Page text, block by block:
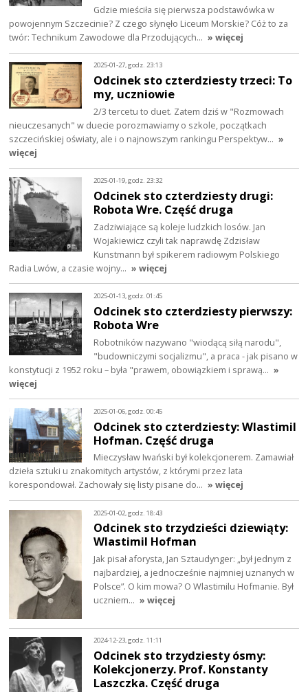
Gdzie mieściła się pierwsza podstawówka w
powojennym Szczecinie? Z czego słynęło Liceum Morskie? Cóż to za
twór: Technikum Zawodowe dla Przodujących… » więcej
2025-01-27, godz. 23:13
Odcinek sto czterdziesty trzeci: To
my, uczniowie
2/3 tercetu to duet. Zatem dziś w "Rozmowach
nieuczesanych" w duecie porozmawiamy o szkole, początkach
szczecińskiej oświaty, ale i o najnowszym rankingu Perspektyw… »
więcej
2025-01-19, godz. 23:32
Odcinek sto czterdziesty drugi:
Robota Wre. Część druga
Zadziwiające są koleje ludzkich losów. Jan
Wojakiewicz czyli tak naprawdę Zdzisław
Kunstmann był spikerem radiowym Polskiego
Radia Lwów, a czasie wojny… » więcej
2025-01-13, godz. 01:45
Odcinek sto czterdziesty pierwszy:
Robota Wre
Robotników nazywano "wiodącą siłą narodu",
"budowniczymi socjalizmu", a praca - jak pisano w
konstytucji z 1952 roku – była "prawem, obowiązkiem i sprawą… »
więcej
2025-01-06, godz. 00:45
Odcinek sto czterdziesty: Wlastimil
Hofman. Część druga
Mieczysław Iwański był kolekcjonerem. Zamawiał
dzieła sztuki u znakomitych artystów, z którymi przez lata
korespondował. Zachowały się listy pisane do… » więcej
2025-01-02, godz. 18:43
Odcinek sto trzydzieści dziewiąty:
Wlastimil Hofman
Jak pisał aforysta, Jan Sztaudynger: „był jednym z
najbardziej, a jednocześnie najmniej uznanych w
Polsce”. O kim mowa? O Wlastimilu Hofmanie. Był
uczniem… » więcej
2024-12-23, godz. 11:11
Odcinek sto trzydziesty ósmy:
Kolekcjonerzy. Prof. Konstanty
Laszczka. Część druga